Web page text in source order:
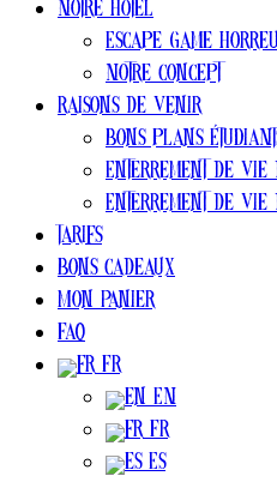
Notre Hôtel
Escape Game
Notre concept
Raisons de venir
Bons plans
Enterrement de
Enterrement de
Tarifs
Bons cadeaux
Mon Panier
FAQ
FR
EN
FR
ES